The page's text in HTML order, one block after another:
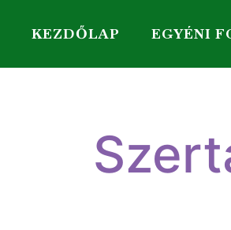
KEZDŐLAP EGYÉNI